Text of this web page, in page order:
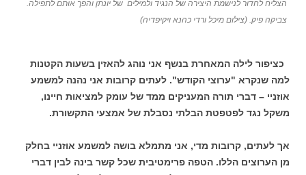
הצליח לחדור לנישמת היצירה של הנגיד ולמילים של יונתן והפך אותם לתפילה.
צביקה פיק. (צילום מיכל ורדי כהנא ויקיפדיה)
כציפור לילה המאחרת בנשף אני נוהג להאזין בשעות הקטנות
למה שנקרא "ערוצי הקודש". לעתים קרובות אני נהנה למשמע
אוזניי – דברי תורה המעניקים ממד של עומק למציאות חיינו,
משקל נגד לפטפטת הבלתי נסבלת של אמצעי התקשורת.
אך לעתים, קרובות מדי, אני מתמלא בושה למשמע אוזניי בחלק
מן הערוצים הללו. הטפה פרימטיבית שכל קשר בינה לבין דברי